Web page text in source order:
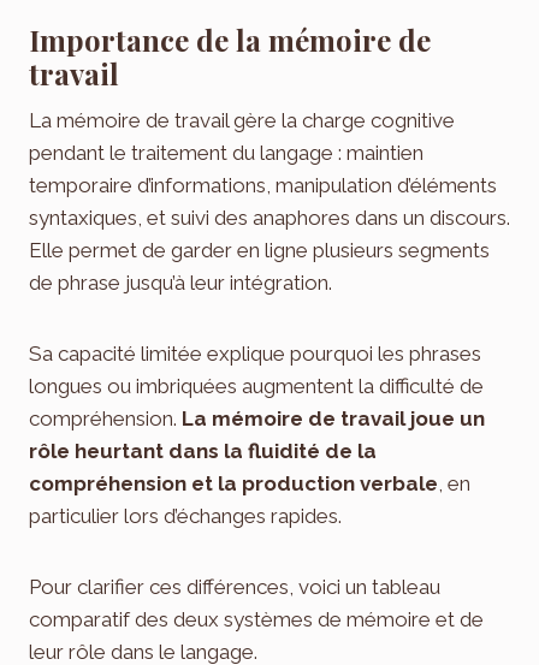
Importance de la mémoire de
travail
La mémoire de travail gère la charge cognitive
pendant le traitement du langage : maintien
temporaire d’informations, manipulation d’éléments
syntaxiques, et suivi des anaphores dans un discours.
Elle permet de garder en ligne plusieurs segments
de phrase jusqu’à leur intégration.
Sa capacité limitée explique pourquoi les phrases
longues ou imbriquées augmentent la difficulté de
compréhension. La mémoire de travail joue un
rôle heurtant dans la fluidité de la
compréhension et la production verbale , en
particulier lors d’échanges rapides.
Pour clarifier ces différences, voici un tableau
comparatif des deux systèmes de mémoire et de
leur rôle dans le langage.